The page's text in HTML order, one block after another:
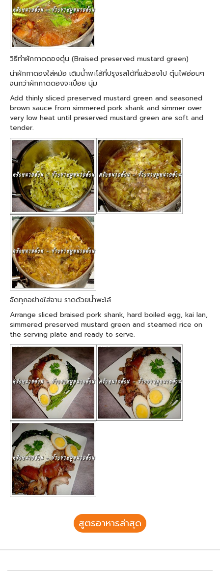
วิธีทำผักกาดดองตุ๋น (Braised preserved mustard green)
นำผักกาดองใส่หม้อ เติมน้ำพะโล้ที่ปรุงรสได้ที่แล้วลงไป ตุ๋นไฟอ่อนๆ
จนกว่าผักกาดดองจะเปื่อย นุ่ม
Add thinly sliced preserved mustard green and seasoned
brown sauce from simmered pork shank and simmer over
very low heat until preserved mustard green are soft and
tender.
จัดทุกอย่างใส่จาน ราดด้วยน้ำพะโล้
Arrange sliced braised pork shank, hard boiled egg, kai lan,
simmered preserved mustard green and steamed rice on
the serving plate and ready to serve.
สูตรอาหารล่าสุด